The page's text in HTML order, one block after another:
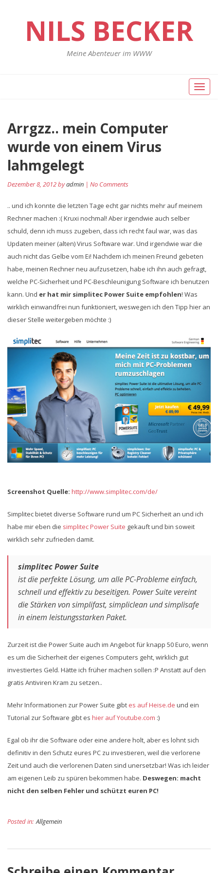
NILS BECKER
Meine Abenteuer im WWW
Toggle
Arrgzz.. mein Computer
wurde von einem Virus
lahmgelegt
Dezember 8, 2012 byadmin | No Comments
.. und ich konnte die letzten Tage echt gar nichts mehr auf meinem
Rechner machen :( Kruxi nochmal! Aber irgendwie auch selber
schuld, denn ich muss zugeben, dass ich recht faul war, was das
Updaten meiner (alten) Virus Software war. Und irgendwie war die
auch nicht das Gelbe vom Ei! Nachdem ich meinen Freund gebeten
habe, meinen Rechner neu aufzusetzen, habe ich ihn auch gefragt,
welche PC-Sicherheit und PC-Beschleunigung Software ich benutzen
kann. Und er hat mir simplitec Power Suite empfohlen! Was
wirklich einwandfrei nun funktioniert, weswegen ich den Tipp hier an
dieser Stelle weitergeben möchte :)
Screenshot Quelle: http://www.simplitec.com/de/
Simplitec bietet diverse Software rund um PC Sicherheit an und ich
habe mir eben die simplitec Power Suite gekauft und bin soweit
wirklich sehr zufrieden damit.
simplitec Power Suite
ist die perfekte Lösung, um alle PC-Probleme einfach,
schnell und effektiv zu beseitigen. Power Suite vereint
die Stärken von simplifast, simpliclean und simplisafe
in einem leistungsstarken Paket.
Zurzeit ist die Power Suite auch im Angebot für knapp 50 Euro, wenn
es um die Sicherheit der eigenes Computers geht, wirklich gut
investiertes Geld. Hätte ich früher machen sollen :P Anstatt auf den
gratis Antiviren Kram zu setzen..
Mehr Informationen zur Power Suite gibt es auf Heise.de und ein
Tutorial zur Software gibt es hier auf Youtube.com :)
Egal ob ihr die Software oder eine andere holt, aber es lohnt sich
definitiv in den Schutz eures PC zu investieren, weil die verlorene
Zeit und auch die verlorenen Daten sind unersetzbar! Was ich leider
am eigenen Leib zu spüren bekommen habe. Deswegen: macht
nicht den selben Fehler und schützt euren PC!
Posted in: Allgemein